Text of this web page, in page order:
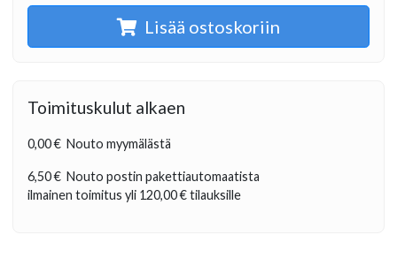
Lisää ostoskoriin
Toimituskulut alkaen
0,00 € Nouto myymälästä
6,50 € Nouto postin pakettiautomaatista
ilmainen toimitus yli 120,00 €tilauksille